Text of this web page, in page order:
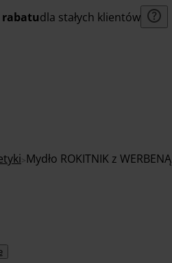
rabatudla stałych klientów
Mydło ROKITNIK z WERBENĄ